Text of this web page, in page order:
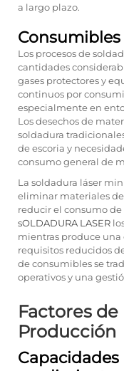
a largo plazo.
Los procesos de
cantidades
gases protectores y
continuos por
especialmente en
Los desechos de
soldadura
de escoria y
consumo general de
La soldadura láser
eliminar materiales
reducir el consumo
sOLDADURA LASER
mientras produce una
requisitos reducidos
de consumibles se
operativos y una
Factores
Producción